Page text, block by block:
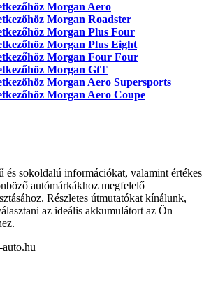
Morgan Aero
Morgan Roadster
Morgan Plus Four
Morgan Plus Eight
Morgan Four Four
Morgan GtT
Morgan Aero Supersports
Morgan Aero Coupe
és sokoldalú információkat, valamint értékes
autómárkákhoz megfelelő
Részletes útmutatókat kínálunk,
az ideális akkumulátort az Ön